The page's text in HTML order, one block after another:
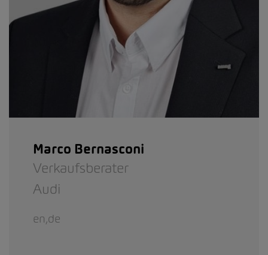
Marco Bernasconi
Verkaufsberater
Audi
en,de